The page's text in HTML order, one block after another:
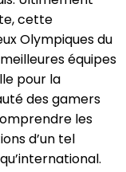
cette
Olympiques du
équipes
pour la
des gamers
les
d’un tel